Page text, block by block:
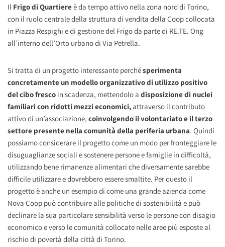
Il Frigo di Quartiere è da tempo attivo nella zona nord di Torino,
con il ruolo centrale della struttura di vendita della Coop collocata
in Piazza Respighi e di gestione del Frigo da parte di RE.TE. Ong
all’interno dell’Orto urbano di Via Petrella.
Si tratta di un progetto interessante perchésperimenta
concretamente un modello organizzativo di utilizzo positivo
del cibo fresco in scadenza, mettendolo a disposizione di nuclei
familiari con ridotti mezzi economici,attraverso il contributo
attivo di un’associazione, coinvolgendo il volontariato e il terzo
settore presente nella comunità della periferia urbana. Quindi
possiamo considerare il progetto come un modo per fronteggiare le
disuguaglianze sociali e sostenere persone e famiglie in difficoltà,
utilizzando bene rimanenze alimentari che diversamente sarebbe
difficile utilizzare e dovrebbero essere smaltite. Per questo il
progetto è anche un esempio di come una grande azienda come
Nova Coop può contribuire alle politiche di sostenibilità e può
declinare la sua particolare sensibilità verso le persone con disagio
economico e verso le comunità collocate nelle aree più esposte al
rischio di povertà della città di Torino.